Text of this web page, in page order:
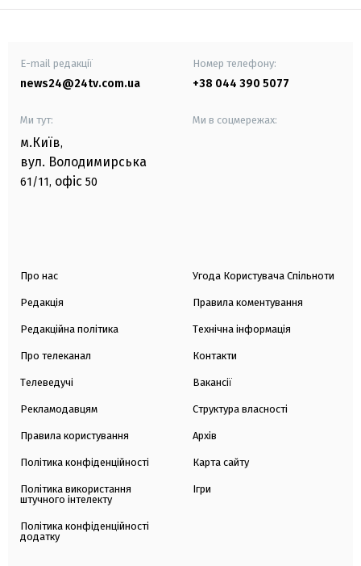
E-mail редакції
news24@24tv.com.ua
Номер телефону:
+38 044 390 5077
Ми тут:
м.Київ,
вул. Володимирська
61/11, офіс 50
Ми в соцмережах:
Про нас
Редакція
Редакційна політика
Про телеканал
Телеведучі
Рекламодавцям
Правила користування
Політика конфіденційності
Політика використання
штучного інтелекту
Політика конфіденційності
додатку
Угода Користувача Спільноти
Правила коментування
Технічна інформація
Контакти
Вакансії
Структура власності
Архів
Карта сайту
Ігри